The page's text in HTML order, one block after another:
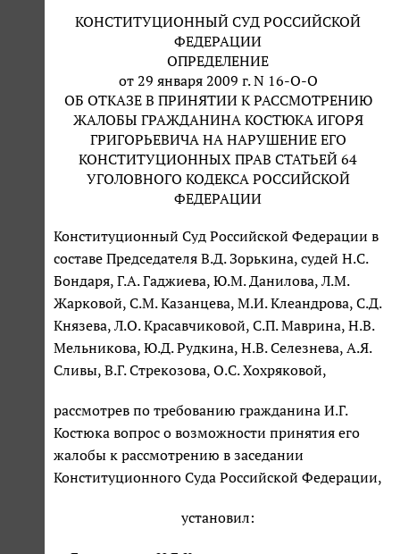
КОНСТИТУЦИОННЫЙ СУД РОССИЙСКОЙ
ФЕДЕРАЦИИ
ОПРЕДЕЛЕНИЕ
от 29 января 2009 г. N 16-О-О
ОБ ОТКАЗЕ В ПРИНЯТИИ К РАССМОТРЕНИЮ
ЖАЛОБЫ ГРАЖДАНИНА КОСТЮКА ИГОРЯ
ГРИГОРЬЕВИЧА НА НАРУШЕНИЕ ЕГО
КОНСТИТУЦИОННЫХ ПРАВ СТАТЬЕЙ 64
УГОЛОВНОГО КОДЕКСА РОССИЙСКОЙ
ФЕДЕРАЦИИ
Конституционный Суд Российской Федерации в
составе Председателя В.Д. Зорькина, судей Н.С.
Бондаря, Г.А. Гаджиева, Ю.М. Данилова, Л.М.
Жарковой, С.М. Казанцева, М.И. Клеандрова, С.Д.
Князева, Л.О. Красавчиковой, С.П. Маврина, Н.В.
Мельникова, Ю.Д. Рудкина, Н.В. Селезнева, А.Я.
Сливы, В.Г. Стрекозова, О.С. Хохряковой,
рассмотрев по требованию гражданина И.Г.
Костюка вопрос о возможности принятия его
жалобы к рассмотрению в заседании
Конституционного Суда Российской Федерации,
установил: